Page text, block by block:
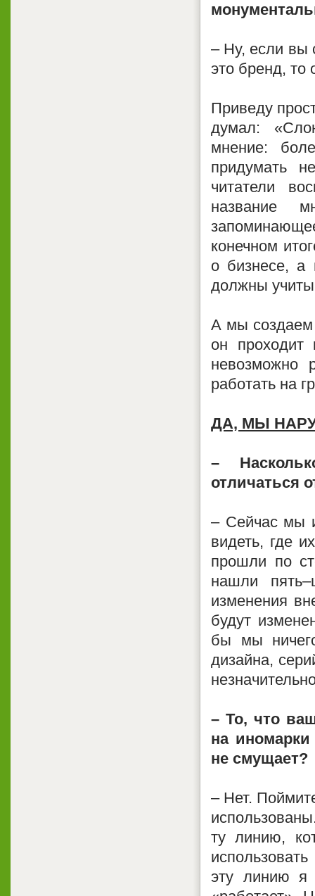
– Ну, если вы
это бренд, то
Приведу
думал:
мнение:
придумать
читатели
название
конечном
о бизнесе, а
должны
А мы создаем
он проходит
невозможно
работать на
ДА, МЫ
–
отличаться
– Сейчас мы
видеть, где
прошли по
нашли
изменения
будут
бы мы
дизайна,
– То, что
на
не смущает?
– Нет.
ту линию,
эту линию я